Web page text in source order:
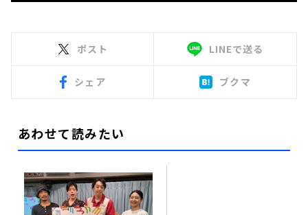
ポスト LINEで送る
シェア ブクマ
あわせて読みたい